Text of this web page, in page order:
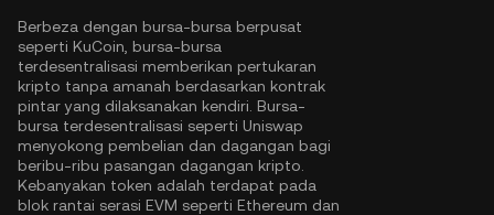
Berbeza dengan bursa-bursa berpusat
seperti KuCoin, bursa-bursa
terdesentralisasi memberikan pertukaran
kripto tanpa amanah berdasarkan kontrak
pintar yang dilaksanakan kendiri. Bursa-
bursa terdesentralisasi seperti Uniswap
menyokong pembelian dan dagangan bagi
beribu-ribu pasangan dagangan kripto.
Kebanyakan token adalah terdapat pada
blok rantai serasi EVM seperti Ethereum dan